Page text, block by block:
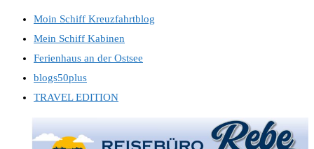
tab
new
tab
Moin Schiff Kreuzfahrtblog
Mein Schiff Kabinen
Ferienhaus an der Ostsee
blogs50plus
TRAVEL EDITION